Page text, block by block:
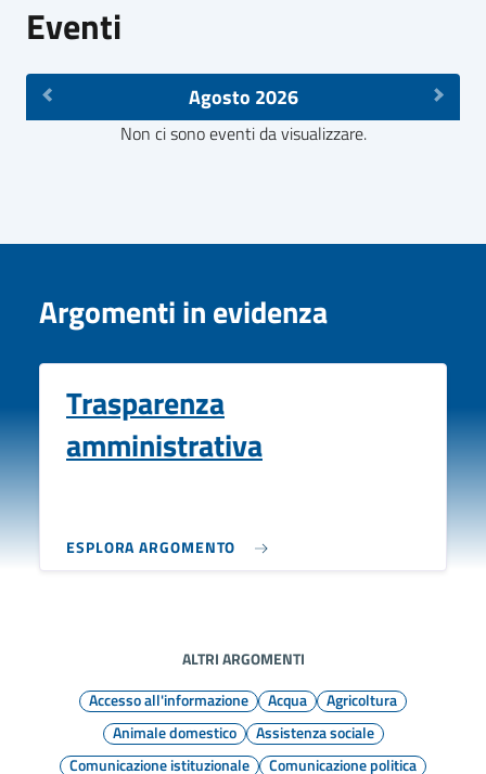
Eventi
Agosto 2026
Non ci sono eventi da visualizzare.
Argomenti in evidenza
Trasparenza
amministrativa
ESPLORA ARGOMENTO
ALTRI ARGOMENTI
Accesso all'informazione
Acqua
Agricoltura
Animale domestico
Assistenza sociale
Comunicazione istituzionale
Comunicazione politica